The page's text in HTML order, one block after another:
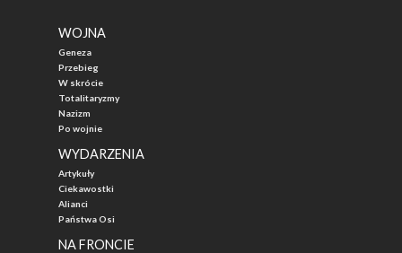
WOJNA
Geneza
Przebieg
W skrócie
Totalitaryzmy
Nazizm
Po wojnie
WYDARZENIA
Artykuły
Ciekawostki
Alianci
Państwa Osi
NA FRONCIE